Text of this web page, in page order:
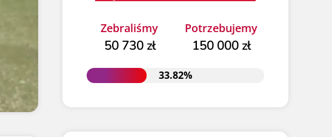
Zebraliśmy
50 730 zł
Potrzebujemy
150 000 zł
33.82%
33.82%